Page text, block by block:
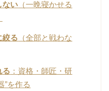
ない （一晩寝かせる
絞る （全部と戦わな
る ：資格・師匠・研
”を作る